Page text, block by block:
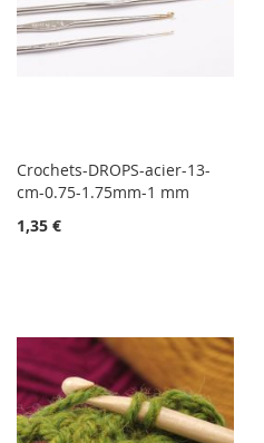
Crochets-DROPS-acier-13-
cm-0.75-1.75mm-1 mm
1,35 €